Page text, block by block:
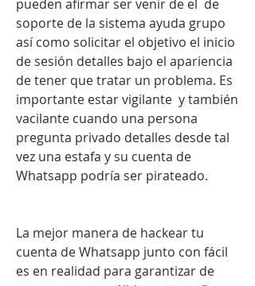
pueden afirmar ser venir de el  de
soporte de la sistema ayuda grupo
así como solicitar el objetivo el inicio
de sesión detalles bajo el apariencia
de tener que tratar un problema. Es
importante estar vigilante  y también
vacilante cuando una persona
pregunta privado detalles desde tal
vez una estafa y su cuenta de
Whatsapp podría ser pirateado.
La mejor manera de hackear tu
cuenta de Whatsapp junto con fácil
es en realidad para garantizar de